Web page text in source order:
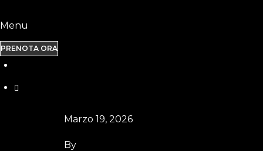
Menu
PRENOTA ORA
Marzo 19, 2026
By